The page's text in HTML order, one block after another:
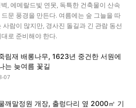
, 에메랄드빛 연못, 독특한 건축물이 산속
문 풍경을 만든다. 여름에는 숲 그늘을 따
람이 많지만, 경사진 돌길과 긴 관람 동선
로 준비해야 한다.
림재 배롱나무, 1623년 중건한 서원에
는 늦여름 꽃길
07
깨말정원 개장, 출렁다리 옆 2000㎡ 기